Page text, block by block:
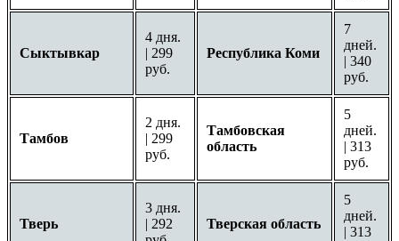
Сыктывкар
4 дня.
| 299
руб.
Республика Коми
7
дней.
| 340
руб.
Тамбов
2 дня.
| 299
руб.
Тамбовская
область
5
дней.
| 313
руб.
Тверь
3 дня.
| 292
Тверская область
5
дней.
| 313